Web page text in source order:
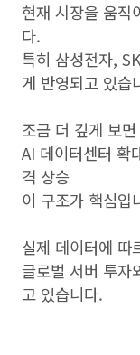
현재 시장을 움직
다.
특히 삼성전자,
게 반영되고 있습
조금 더 깊게 보면
AI 데이터센터
격 상승
이 구조가 핵심입
실제 데이터에 따
글로벌 서버 투자
고 있습니다.